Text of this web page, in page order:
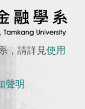
，請詳見使用
聲明